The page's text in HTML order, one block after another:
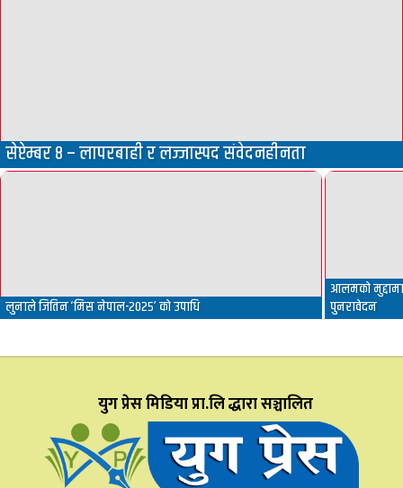
सेप्टेम्बर ८ – लापरबाही र लज्जास्पद संवेदनहीनता
लुनाले जितिन ‘मिस नेपाल-२०२५’ को उपाधि
आलमको
पुनरावेदन
युग प्रेस मिडिया प्रा.लि द्धारा सञ्चालित